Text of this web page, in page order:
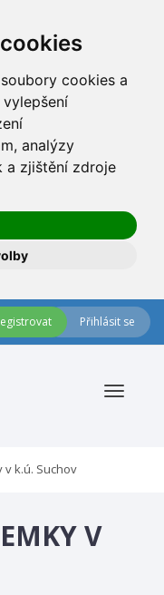
cookies a
analýzy
a zjištění zdroje
Přihlásit se
v k.ú. Suchov
V